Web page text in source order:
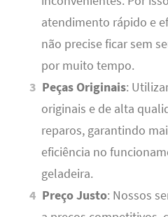
atendimento rápido e
não precise ficar sem
por muito tempo.
Peças Originais:
originais e de alta
reparos, garantindo
eficiência no
geladeira.
Preço Justo: Nossos